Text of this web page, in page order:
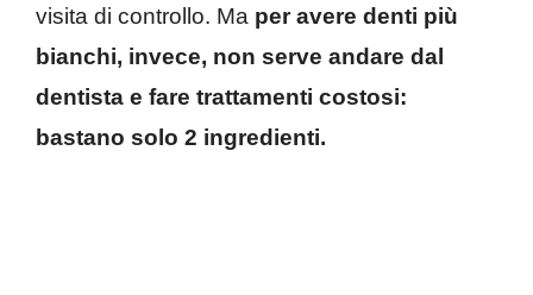
visita di controllo. Ma per avere denti più
bianchi, invece, non serve andare dal
dentista e fare trattamenti costosi:
bastano solo 2 ingredienti.